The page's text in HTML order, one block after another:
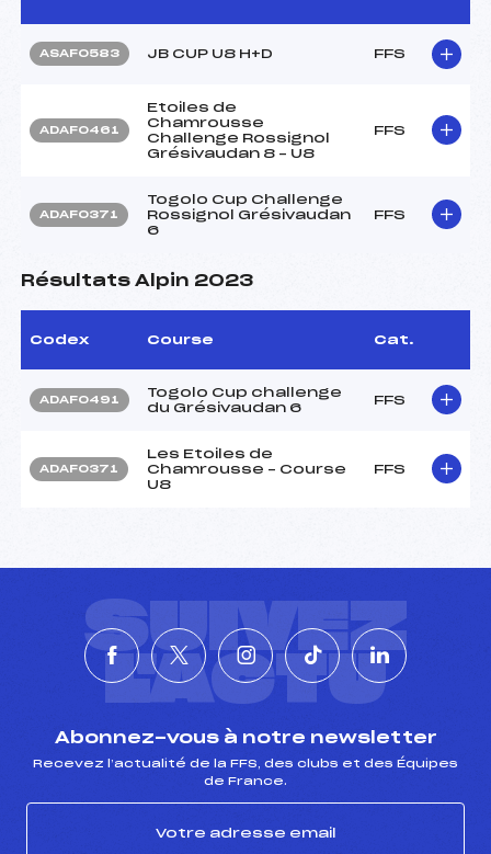
ASAF0583 JB CUP U8 H+D FFS
ADAF0461
Etoiles de
Chamrousse
Challenge Rossignol
Grésivaudan 8 – U8
FFS
ADAF0371
Togolo Cup Challenge
Rossignol Grésivaudan
6
FFS
Résultats Alpin 2023
Codex Course Cat.
ADAF0491
Togolo Cup challenge
du Grésivaudan 6
FFS
ADAF0371
Les Etoiles de
Chamrousse – Course
U8
FFS
SUIVEZ
L'ACTU
Abonnez-vous à notre newsletter
Recevez l’actualité de la FFS, des clubs et des Équipes
de France.